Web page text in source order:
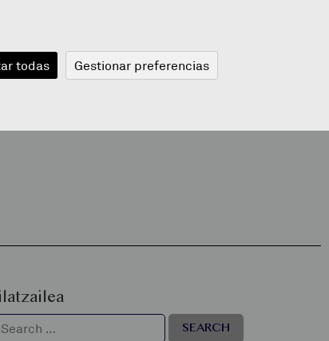
JANGELA BLOGA BERRIAK
todas Gestionar preferencias